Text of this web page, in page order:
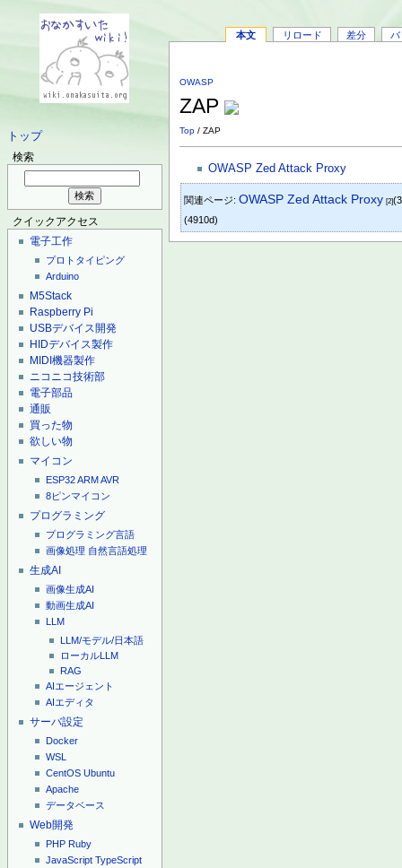
トップ
検索
クイックアクセス
電子工作
プロトタイピング
Arduino
M5Stack
Raspberry Pi
USBデバイス開発
HIDデバイス製作
MIDI機器製作
ニコニコ技術部
電子部品
通販
買った物
欲しい物
マイコン
ESP32ARMAVR
8ピンマイコン
プログラミング
プログラミング言語
画像処理 自然言語処理
生成AI
画像生成AI
動画生成AI
LLM
LLM/モデル/日本語
ローカルLLM
RAG
AIエージェント
AIエディタ
サーバ設定
Docker
WSL
CentOS Ubuntu
Apache
データベース
Web開発
PHP Ruby
JavaScript TypeScript
本文 リロード 差分 バ
OWASP
ZAP
Top / ZAP
OWASP Zed Attack Proxy
関連ページ:OWASP Zed Attack Proxy [2]
(4910d)